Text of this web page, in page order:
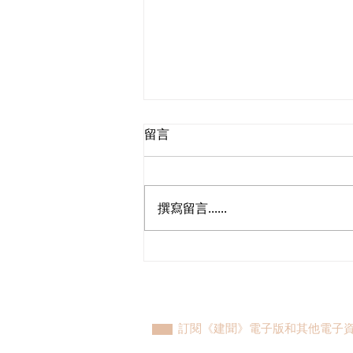
留言
撰寫留言......
訂閱《建聞》電子版和其他電子